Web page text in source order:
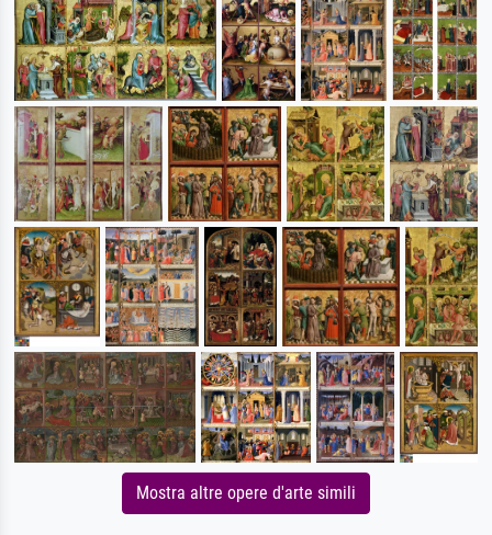
Mostra altre opere d'arte simili